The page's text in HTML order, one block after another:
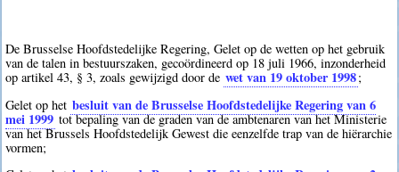
De Brusselse Hoofdstedelijke Regering, Gelet op de wetten op het gebruik
van de talen in bestuurszaken, gecoördineerd op 18 juli 1966, inzonderheid
op artikel 43, § 3, zoals gewijzigd door de wet van 19 oktober 1998;
Gelet op het besluit van de Brusselse Hoofdstedelijke Regering van 6
mei 1999 tot bepaling van de graden van de ambtenaren van het Ministerie
van het Brussels Hoofdstedelijk Gewest die eenzelfde trap van de hiërarchie
vormen;